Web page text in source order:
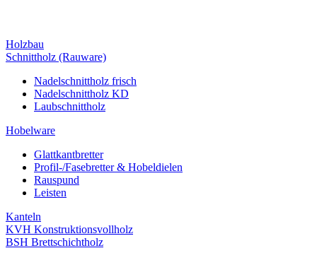
Holzbau
Schnittholz (Rauware)
Nadelschnittholz frisch
Nadelschnittholz KD
Laubschnittholz
Hobelware
Glattkantbretter
Profil-/Fasebretter & Hobeldielen
Rauspund
Leisten
Kanteln
KVH Konstruktionsvollholz
BSH Brettschichtholz